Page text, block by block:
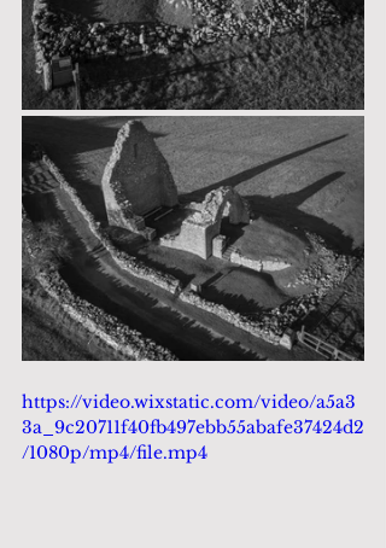
https://video.wixstatic.com/video/a5a3
3a_9c20711f40fb497ebb55abafe37424d2
/1080p/mp4/file.mp4